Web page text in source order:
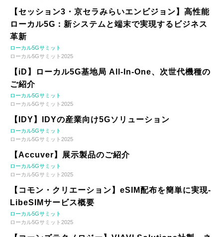
【セッション3・京セラみらいエンビジョン】高性能
ローカル5G：新システムと端末で実現するビジネス
革新
ローカル5Gサミット
ローカル5Gサミット2025
【iD】ローカル5G基地局 All-In-One、次世代機種の
ご紹介
ローカル5Gサミット
ローカル5Gサミット2025
【IDY】IDYの産業向け5Gソリューション
ローカル5Gサミット
ローカル5Gサミット2025
【Accuver】展示製品のご紹介
ローカル5Gサミット
ローカル5Gサミット2025
【コモン・クリエーション】eSIM配布を簡単に実現-
LibeSIMサービス概要
ローカル5Gサミット
ローカル5Gサミット2025